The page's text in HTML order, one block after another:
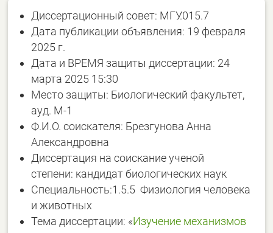
Диссертационный совет: МГУ.015.7
Дата публикации объявления: 19 февраля
2025 г.
Дата и ВРЕМЯ защиты диссертации: 24
марта 2025 15:30
Место защиты: Биологический факультет,
ауд. М-1
Ф.И.О. соискателя: Брезгунова Анна
Александровна
Диссертация на соискание ученой
степени: кандидат биологических наук
Специальность:1.5.5 Физиология человека
и животных
Тема диссертации: «Изучение механизмов